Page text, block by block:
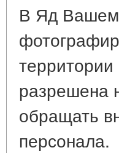
В Яд Вашем
разрешена
обращать
персонала.